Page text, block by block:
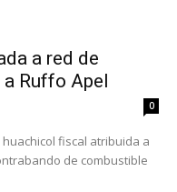
a red de
Ruffo Apel
0
fiscal atribuida a
de combustible